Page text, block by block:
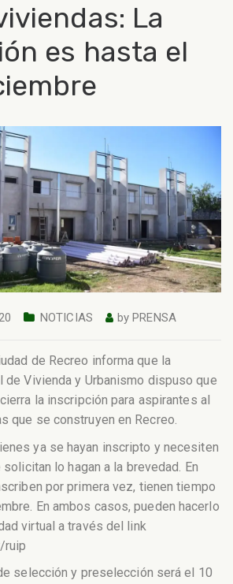
La
es hasta el
NOTICIAS byPRENSA
de Recreo informa que la
de Vivienda y Urbanismo dispuso que
la inscripción para aspirantes al
que se construyen en Recreo.
ya se hayan inscripto y necesiten
lo hagan a la brevedad. En
por primera vez, tienen tiempo
En ambos casos, pueden hacerlo
virtual a través del link
ruip
selección y preselección será el 10